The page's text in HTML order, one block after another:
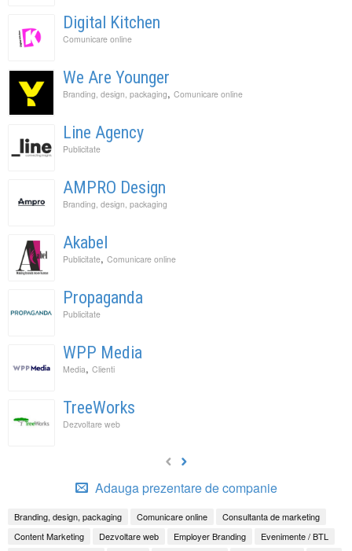
Digital Kitchen
Comunicare online
We Are Younger
Branding, design, packaging, Comunicare online
Line Agency
Publicitate
AMPRO Design
Branding, design, packaging
Akabel
Publicitate, Comunicare online
Propaganda
Publicitate
WPP Media
Media, Clienti
TreeWorks
Dezvoltare web
Adauga prezentare de companie
Branding, design, packaging Comunicare online
Consultanta de marketing
Content Marketing
Dezvoltare web Employer Branding
Evenimente / BTL